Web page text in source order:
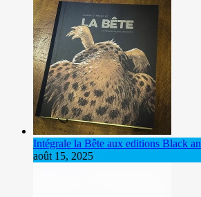
Intégrale la Bête aux editions Black
août 15, 2025